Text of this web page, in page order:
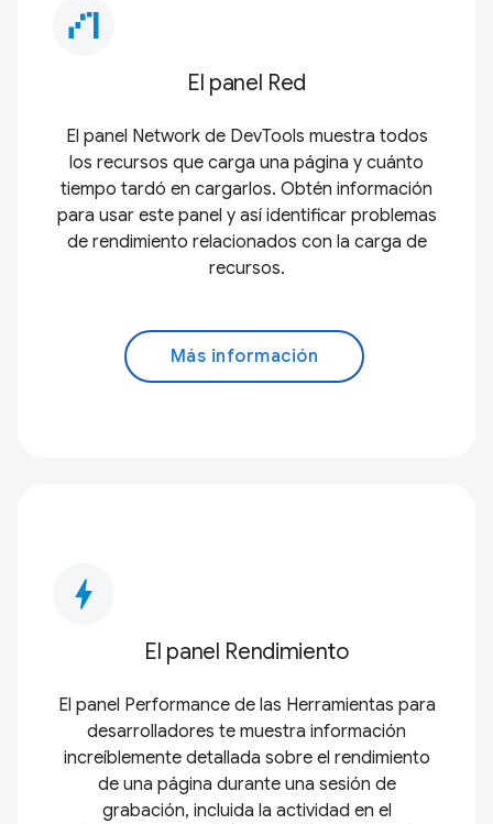
waterfall_chart
El panel Red
El panel Network de DevTools muestra todos
los recursos que carga una página y cuánto
tiempo tardó en cargarlos. Obtén información
para usar este panel y así identificar problemas
de rendimiento relacionados con la carga de
recursos.
Más información
bolt
El panel Rendimiento
El panel Performance de las Herramientas para
desarrolladores te muestra información
increíblemente detallada sobre el rendimiento
de una página durante una sesión de
grabación, incluida la actividad en el